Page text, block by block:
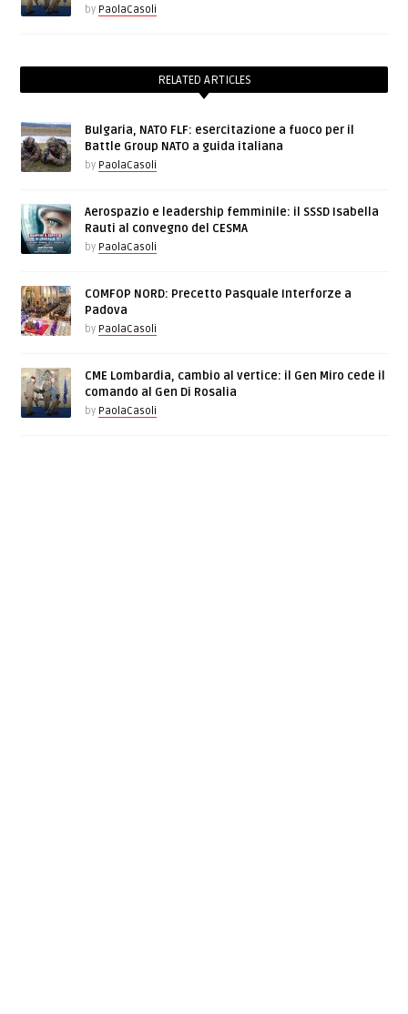
by PaolaCasoli
RELATED ARTICLES
Bulgaria, NATO FLF: esercitazione a fuoco per il
Battle Group NATO a guida italiana
by PaolaCasoli
Aerospazio e leadership femminile: il SSSD Isabella
Rauti al convegno del CESMA
by PaolaCasoli
COMFOP NORD: Precetto Pasquale Interforze a
Padova
by PaolaCasoli
CME Lombardia, cambio al vertice: il Gen Miro cede il
comando al Gen Di Rosalia
by PaolaCasoli